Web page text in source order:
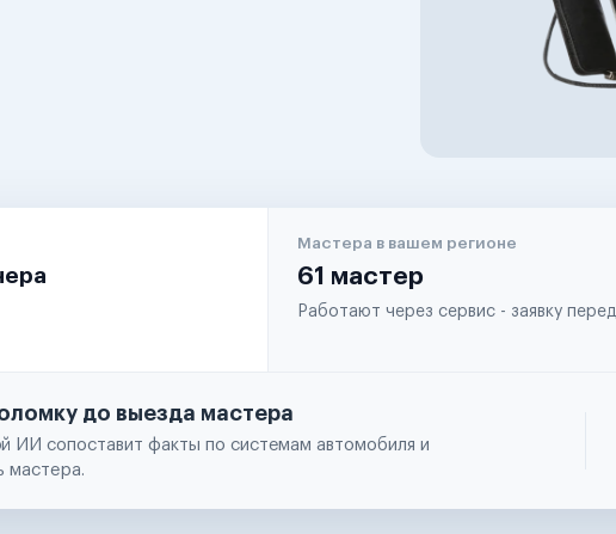
Мастера в вашем регионе
61 мастер
Работают через сервис - заявку
до выезда мастера
ИИ сопоставит факты по системам автомобиля и
мастера.